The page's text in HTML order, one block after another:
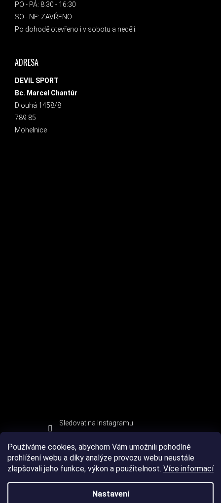
Používáme cookies, abychom Vám umožnili pohodlné
prohlížení webu a díky analýze provozu webu neustále
zlepšovali jeho funkce, výkon a použitelnost. Více informací
Nastavení
PO - PÁ: 8:30 - 16:30
SO - NE: ZAVŘENO
Po dohodě otevřeno i v sobotu a neděli.
ADRESA
DEVIL SPORT
Bc. Marcel Chantúr
Dlouhá 1458/8
789 85
Mohelnice
Sledovat na Instagramu